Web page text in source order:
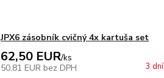
JPX6 zásobník cvičný 4x kartuša set
62,50 EUR/ks
50,81 EUR bez DPH 3 dní